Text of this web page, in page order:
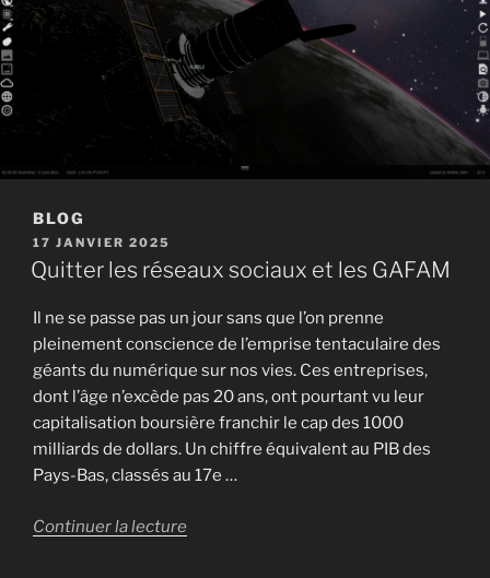
BLOG
PUBLIÉ
LE
17 JANVIER 2025
Quitter les réseaux sociaux et les GAFAM
Il ne se passe pas un jour sans que l’on prenne
pleinement conscience de l’emprise tentaculaire des
géants du numérique sur nos vies. Ces entreprises,
dont l’âge n’excède pas 20 ans, ont pourtant vu leur
capitalisation boursière franchir le cap des 1000
milliards de dollars. Un chiffre équivalent au PIB des
Pays-Bas, classés au 17e …
Continuer la lecture